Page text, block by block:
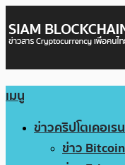
เมนู
ข่าวคริปโตเคอเร
ข่าว Bitcoin